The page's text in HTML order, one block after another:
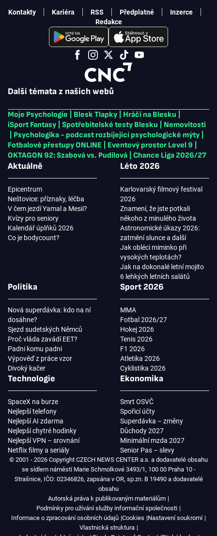
Další témata z našich webů
Moje Psychologie Blesk Tlapky Hráči na Blesku
iSport Fantasy
Spotřebitelské testy Blesku
Nemovitosti
Psychologika - podcast rozbíjející psychologické mýty
Fotbalové přestupy ONLINE
Eventový prostor Level 9
OKTAGON 92: Szabová vs. Pudilová
Chance Liga 2026/27
Aktuálně
Epicentrum
Neštovice: příznaky, léčba
V čem jezdí Yamal a Mesii?
Kvízy pro seniory
Kalendář úplňků 2026
Co je bodycount?
Léto 2026
Karlovarský filmový festival
2026
Znamení, že jste potkali
někoho z minulého života
Astronomické úkazy 2026:
zatmění slunce a další
Jak obléci miminko při
vysokých teplotách?
Jak na dokonalé letní mojito
6 lehkých letních salátů
Politika
Nová superdávka: kdo na ní
dosáhne?
Sjezd sudetských Němců
Proč vláda zavádí EET?
Padni komu padni
Výpověď z práce vzor
Divoký kačer
Sport 2026
MMA
Fotbal 2026/27
Hokej 2026
Tenis 2026
F1 2026
Atletika 2026
Cyklistika 2026
Technologie
SpaceX na burze
Nejlepší telefony
Nejlepší AI zdarma
Nejlepší chytré hodinky
Nejlepší VPN – srovnání
Netflix filmy a seriály
Ekonomika
Smrt OSVČ
Spořicí účty
Superdávka – změny
Důchody 2027
Minimální mzda 2027
Senior Pas – slevy
Kontakty Kariéra RSS Předplatné
Inzerce
Redakce
© 2001 - 2026 Copyright CZECH NEWS CENTER a.s. a dodavatelé obsahu
se sídlem náměstí Marie Schmolkové 3493/1, 100 00 Praha 10 -
Strašnice, IČO: 02346826, zapsána v OR, sp.zn. B 19490 a dodavatelé
obsahu
Autorská práva k publikovaným materiálům
Podmínky pro užívání služby informační společnosti
Informace o zpracování osobních údajů Cookies Nastavení soukromí
Vlastnická struktura